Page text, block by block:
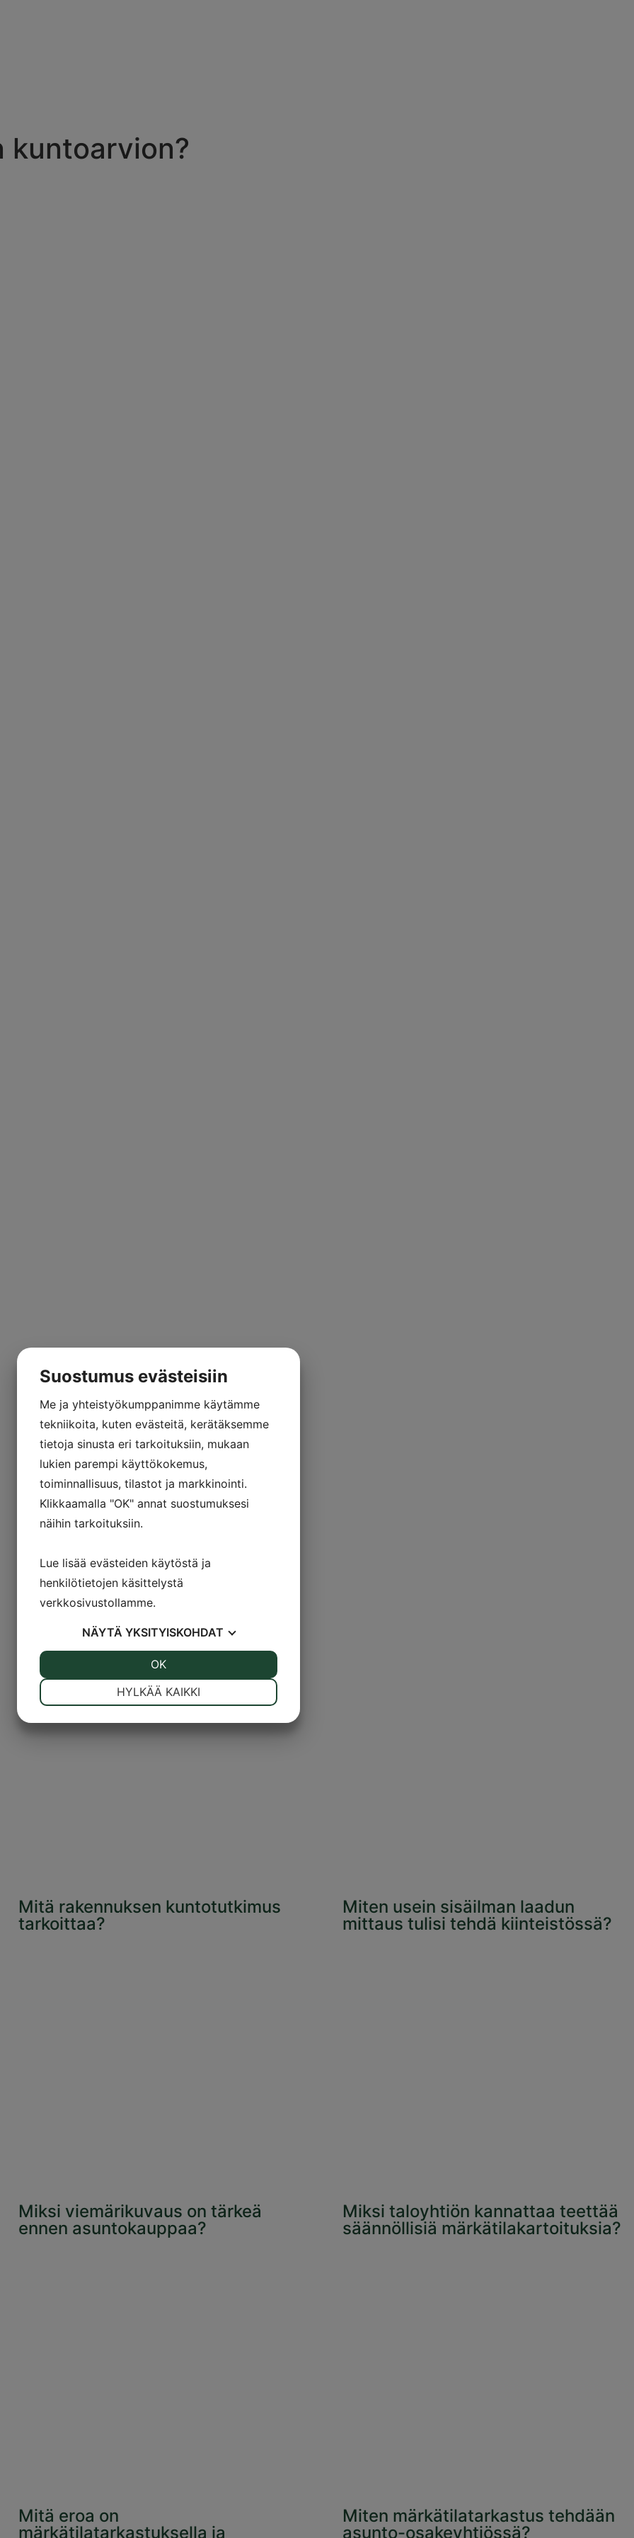
kuntoarvion?
Mitä rakennuksen kuntotutkimus
tarkoittaa?
Miten usein sisäilman laadun
mittaus tulisi tehdä kiinteistössä?
Miksi viemärikuvaus on tärkeä
ennen asuntokauppaa?
Miksi taloyhtiön kannattaa teettää
säännöllisiä märkätilakartoituksia?
Mitä eroa on
märkätilatarkastuksella ja
Miten märkätilatarkastus tehdään
asunto-osakeyhtiössä?
Suostumus evästeisiin
Me ja yhteistyökumppanimme käytämme
tekniikoita, kuten evästeitä, kerätäksemme
tietoja sinusta eri tarkoituksiin, mukaan
lukien parempi käyttökokemus,
toiminnallisuus, tilastot ja markkinointi.
Klikkaamalla "OK" annat suostumuksesi
näihin tarkoituksiin.
Lue lisää evästeiden käytöstä ja
henkilötietojen käsittelystä
verkkosivustollamme.
NÄYTÄ YKSITYISKOHDAT
HYLKÄÄ KAIKKI
OK